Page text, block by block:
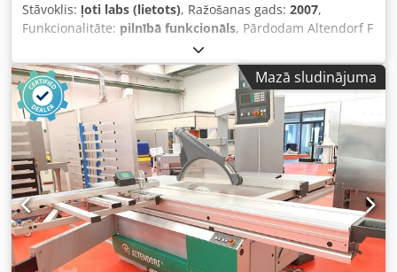
Stāvoklis: ļoti labs (lietots), Ražošanas gads: 2007,
Funkcionalitāte: pilnībā funkcionāls, Pārdodam Altendorf F
45 formāta diska zāģi, kas izgatavots augstas kvalitātes
rūpnieciskajā versijā. Šī iekārta pārsteidz ar precīzu
apstrādi, plašu aprīkojumu un labi zināmo Altendorf
kvalitātes standartu. Pateicoties elektroniskajai vadībai, kā
arī motorizētajai augstuma un slīpuma regulēšanai, tā ir
ideāli piemērota profesionālam izmantošanai galdniecībās,
mēbeļu darbnīcās un iekšējo telpu apdarē. Tehniskie dati
Ražotājs: Altendorf Tips: F45 Ražošanas gads: 2007
Galvenais motors: 5,5 kW Spriegums: 380 V Slēdņa garums:
2800 mm Darba virsmas platums labajā pusē no zāģa
asmens: 1000 mm Maksimālais zāģa asmens diametrs: 550
mm Ierīce iepriekšējam griezumam Motorizēta augstuma
Mazā sludinājuma